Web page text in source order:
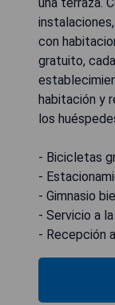
con
gratuito,
habitación y
los
- Bicicletas
-
- Gimnasio
- Servicio a
- Recepción